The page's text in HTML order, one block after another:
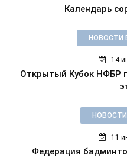
Календарь
НОВОСТИ
14
Открытый Кубок НФБР
11
Федерация